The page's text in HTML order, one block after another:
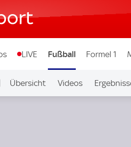
LIVE Fußball Formel 1
Übersicht Videos